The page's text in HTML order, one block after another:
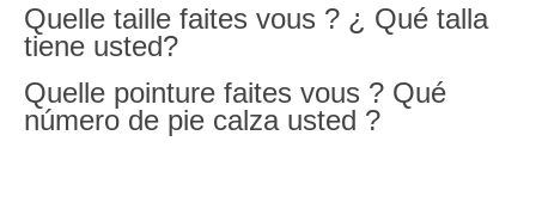
Quelle taille faites vous ? ¿ Qué talla
tiene usted?
Quelle pointure faites vous ? Qué
número de pie calza usted ?